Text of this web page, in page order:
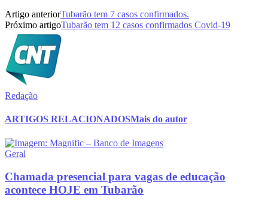
Artigo anteriorTubarão tem 7 casos confirmados.
Próximo artigoTubarão tem 12 casos confirmados Covid-19
Redação
ARTIGOS RELACIONADOSMais do autor
Geral
Chamada presencial para vagas de educação
acontece HOJE em Tubarão